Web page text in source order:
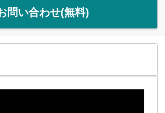
問い合わせ(無料)